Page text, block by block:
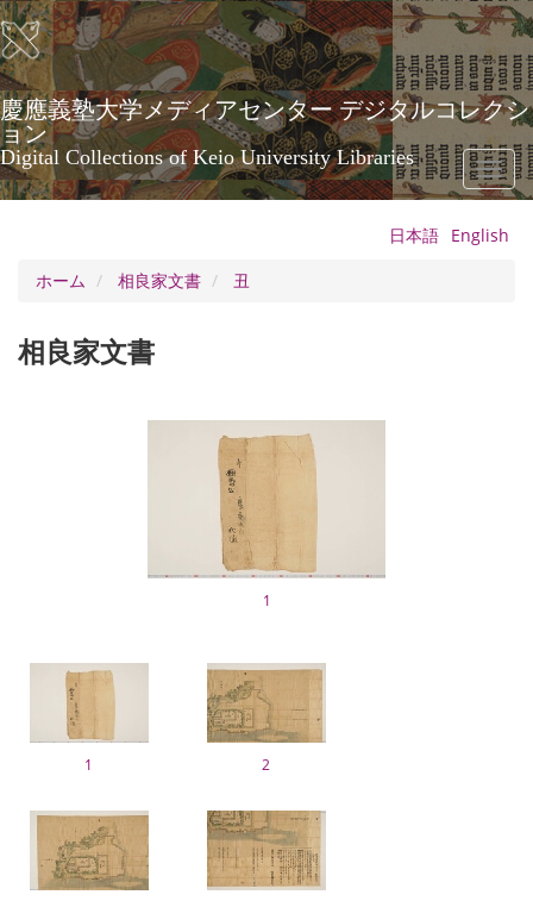
メ
イ
ン
コ
ン
テ
ン
ツ
に
慶應義塾大学メディアセンター デジタルコレクシ
ョン
Digital Collections of Keio University Libraries
Toggle
日本語 English
ホーム
相良家文書 丑
相良家文書
1
1 2